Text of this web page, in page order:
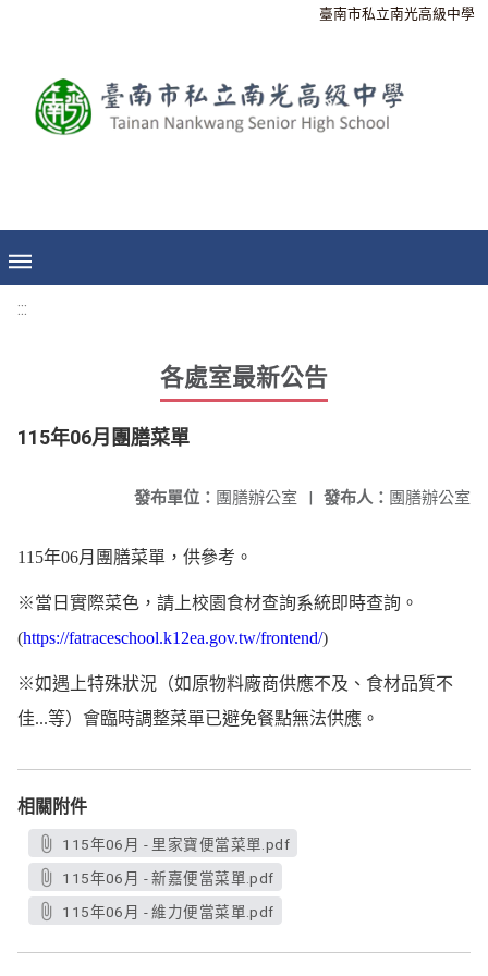
臺南市私立南光高級中學
:::
各處室最新公告
115年06月團膳菜單
發布人： 團膳辦公室
發布單位： 團膳辦公室 |
115年06月團膳菜單，供參考。
※當日實際菜色，請上校園食材查詢系統即時查詢。
(https://fatraceschool.k12ea.gov.tw/frontend/)
※如遇上特殊狀況（如原物料廠商供應不及、食材品質不
佳...等）會臨時調整菜單已避免餐點無法供應。
相關附件
115年06月 - 里家寶便當菜單.pdf
115年06月 - 新嘉便當菜單.pdf
115年06月 - 維力便當菜單.pdf